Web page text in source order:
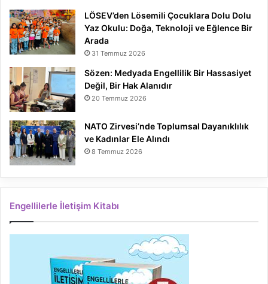
LÖSEV’den Lösemili Çocuklara Dolu Dolu
Yaz Okulu: Doğa, Teknoloji ve Eğlence Bir
Arada
31 Temmuz 2026
Sözen: Medyada Engellilik Bir Hassasiyet
Değil, Bir Hak Alanıdır
20 Temmuz 2026
NATO Zirvesi’nde Toplumsal Dayanıklılık
ve Kadınlar Ele Alındı
8 Temmuz 2026
Engellilerle İletişim Kitabı